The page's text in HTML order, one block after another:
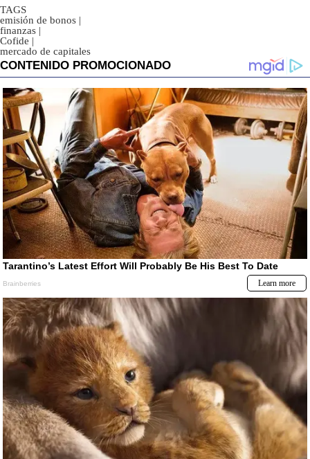
TAGS
emisión de bonos |
finanzas |
Cofide |
mercado de capitales